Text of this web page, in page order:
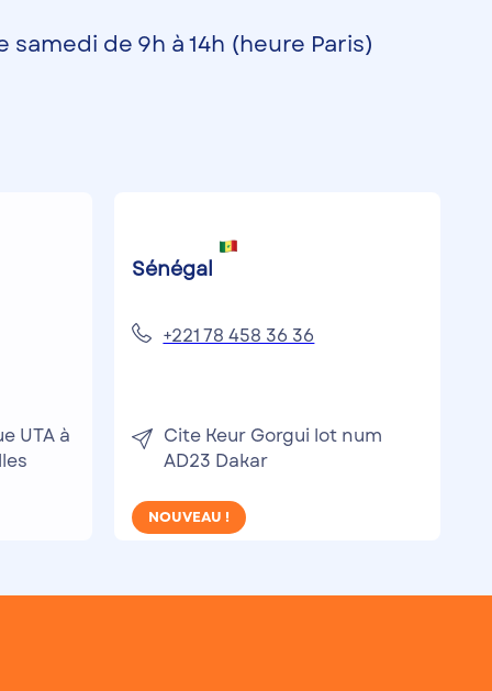
de 9h à 14h (heure Paris)
UTA à
Sénégal
+221 78 458 36 36
Cite Keur Gorgui lot num
AD23 Dakar
NOUVEAU !